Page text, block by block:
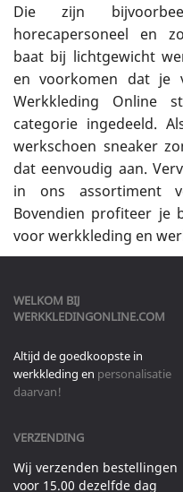
Die zijn
horecapersoneel en
baat bij lichtgewicht
en voorkomen dat je
Werkkleding Online
categorie ingedeeld.
werkschoen sneaker
dat eenvoudig aan.
in ons assortiment
Bovendien profiteer je
voor werkkleding en
WELKOM BIJ
WERKKLEDINGONLINE.COM
Altijd de goedkoopste in
werkkleding en personalisatie
daarvan!
VERZENDING
Wij verzenden bestellingen
voor 15.00 dezelfde dag